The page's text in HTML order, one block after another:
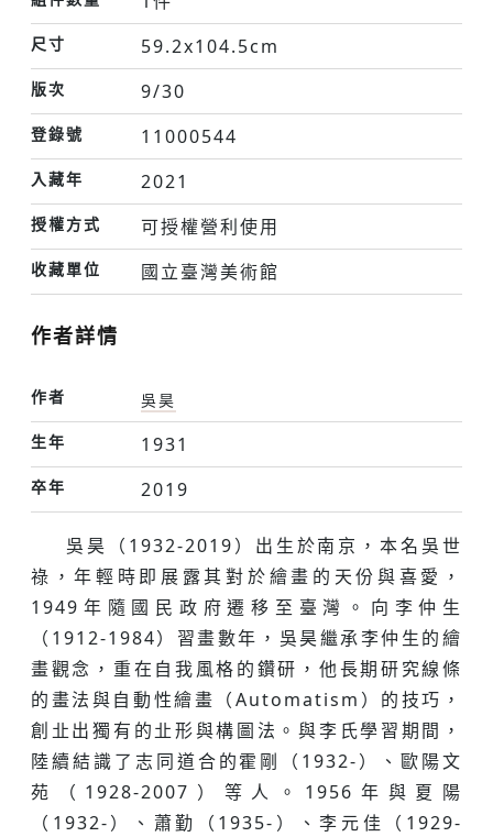
尺寸 59.2x104.5cm
版次 9/30
登錄號 11000544
入藏年 2021
授權方式 可授權營利使用
收藏單位 國立臺灣美術館
作者詳情
作者
吳昊
生年
1931
卒年 2019
吳昊（1932-2019）出生於南京，本名吳世
祿，年輕時即展露其對於繪畫的天份與喜愛，
1949年隨國民政府遷移至臺灣。向李仲生
（1912-1984）習畫數年，吳昊繼承李仲生的繪
畫觀念，重在自我風格的鑽研，他長期研究線條
的畫法與自動性繪畫（Automatism）的技巧，
創㐀出獨有的㐀形與構圖法。與李氏學習期間，
陸續結識了志同道合的霍剛（1932-）、歐陽文
苑（1928-2007）等人。1956年與夏陽
（1932-）、蕭勤（1935-）、李元佳（1929-